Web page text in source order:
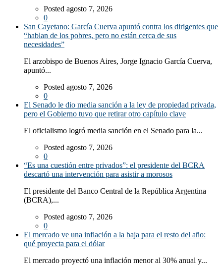
Posted agosto 7, 2026
0
San Cayetano: García Cuerva apuntó contra los dirigentes que
“hablan de los pobres, pero no están cerca de sus
necesidades”
El arzobispo de Buenos Aires, Jorge Ignacio García Cuerva,
apuntó...
Posted agosto 7, 2026
0
El Senado le dio media sanción a la ley de propiedad privada,
pero el Gobierno tuvo que retirar otro capítulo clave
El oficialismo logró media sanción en el Senado para la...
Posted agosto 7, 2026
0
“Es una cuestión entre privados”: el presidente del BCRA
descartó una intervención para asistir a morosos
El presidente del Banco Central de la República Argentina
(BCRA),...
Posted agosto 7, 2026
0
El mercado ve una inflación a la baja para el resto del año:
qué proyecta para el dólar
El mercado proyectó una inflación menor al 30% anual y...